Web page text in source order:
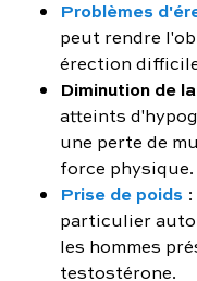
Problèmes
peut rendre
érection
Diminution de
atteints
une perte de
force physique.
Prise de poids
particulier
les hommes
testostérone.